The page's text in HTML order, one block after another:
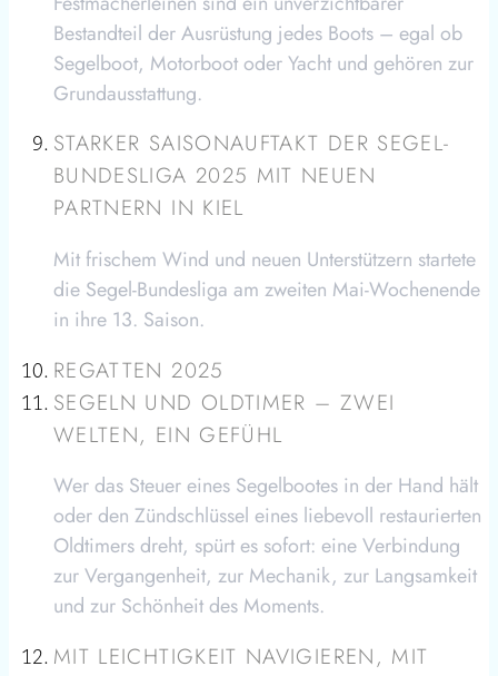
Bestandteil der Ausrüstung jedes Boots – egal ob
Segelboot, Motorboot oder Yacht und gehören zur
Grundausstattung.
STARKER SAISONAUFTAKT DER SEGEL-
BUNDESLIGA 2025 MIT NEUEN
PARTNERN IN KIEL
Mit frischem Wind und neuen Unterstützern startete
die Segel-Bundesliga am zweiten Mai-Wochenende
in ihre 13. Saison.
REGATTEN 2025
SEGELN UND OLDTIMER – ZWEI
WELTEN, EIN GEFÜHL
Wer das Steuer eines Segelbootes in der Hand hält
oder den Zündschlüssel eines liebevoll restaurierten
Oldtimers dreht, spürt es sofort: eine Verbindung
zur Vergangenheit, zur Mechanik, zur Langsamkeit
und zur Schönheit des Moments.
MIT LEICHTIGKEIT NAVIGIEREN, MIT